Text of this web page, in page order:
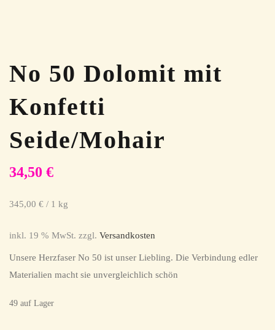
No 50 Dolomit mit
Konfetti
Seide/Mohair
34,50 €
345,00 € / 1 kg
inkl. 19 % MwSt. zzgl. Versandkosten
Unsere Herzfaser No 50 ist unser Liebling. Die Verbindung edler
Materialien macht sie unvergleichlich schön
49 auf Lager